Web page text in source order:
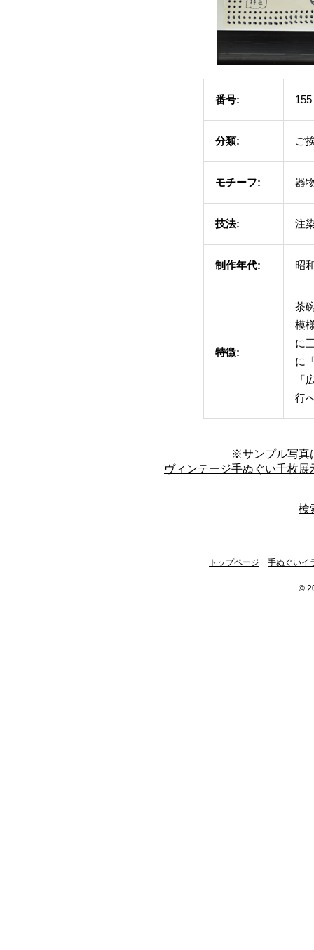
番号: 155
分類: ご
モチーフ: 器
技法: 注
制作年代: 昭
特徴:
茶
模
に
に
「
行
※サンプル写真
ヴィンテージ手ぬぐい千枚展
検
トップページ 手ぬぐいイ
©